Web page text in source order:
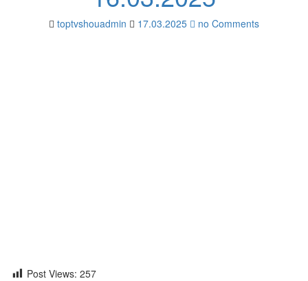
toptvshouadmin 17.03.2025 no Comments
Post Views: 257